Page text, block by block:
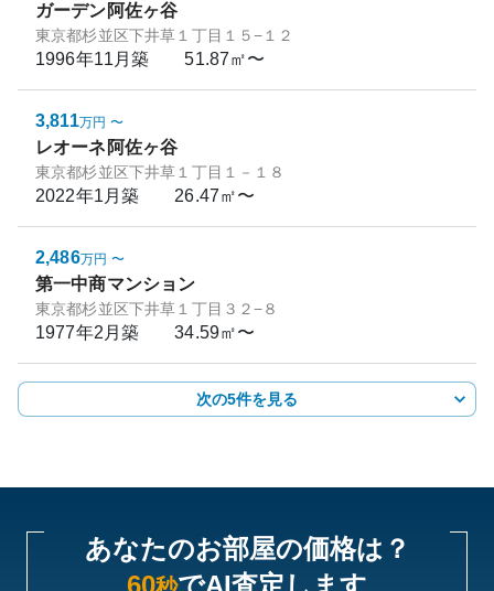
ガーデン阿佐ヶ谷
東京都杉並区下井草１丁目１５−１２
1996年11月築 51.87㎡〜
3,811万円 〜
レオーネ阿佐ヶ谷
東京都杉並区下井草１丁目１－１８
2022年1月築 26.47㎡〜
2,486万円 〜
第一中商マンション
東京都杉並区下井草１丁目３２−８
1977年2月築 34.59㎡〜
次の5件を見る
あなたのお部屋の価格は？
60
でAI査定します